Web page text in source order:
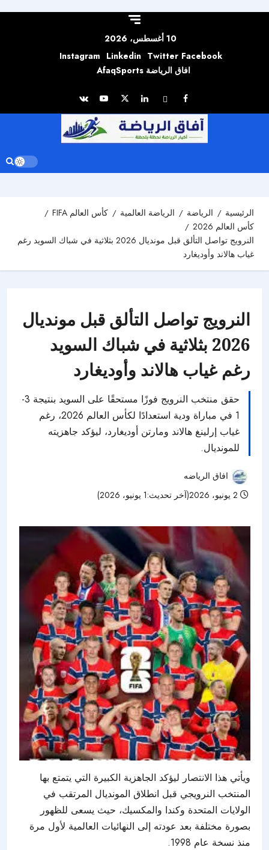
10 أغسطس، 2026
Facebook
Twitter
Linkedin
Instagram
افاق الرياضة AfaqSports
الرئيسية الرياضة الرياضة العالمية
كأس العالم FIFA
كأس العالم 2026
النرويج تواصل التألق قبل مونديال 2026 بثلاثية في شباك السويد رغم
غياب هالاند وأوديغارد
النرويج تواصل التألق قبل مونديال
2026 بثلاثية في شباك السويد
رغم غياب هالاند وأوديغارد
حقق منتخب النرويج فوزًا مستحقًا على السويد بنتيجة 3-
1 في مباراة ودية استعدادًا لكأس العالم 2026، رغم
غياب إرلينغ هالاند ومارتن أوديغارد، ليؤكد جاهزيته
للمونديال.
افاق الرياضه
ويأتي هذا الانتصار ليؤكد الجاهزية الكبيرة التي يتمتع بها
المنتخب النرويجي قبل انطلاق المونديال المرتقب في
الولايات المتحدة وكندا والمكسيك، حيث يسعى للظهور
بصورة مختلفة بعد عودته إلى النهائيات العالمية لأول مرة
منذ نسخة عام 1998.